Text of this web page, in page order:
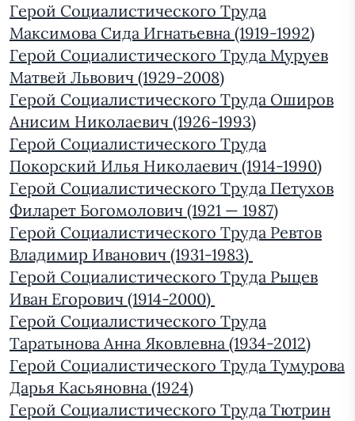
Герой Социалистического Труда
Максимова Сида Игнатьевна (1919-1992)
Герой Социалистического Труда Муруев
Матвей Львович (1929-2008)
Герой Социалистического Труда Оширов
Анисим Николаевич (1926-1993)
Герой Социалистического Труда
Покорский Илья Николаевич (1914-1990)
Герой Социалистического Труда Петухов
Филарет Богомолович (1921 — 1987)
Герой Социалистического Труда Ревтов
Владимир Иванович (1931-1983)
Герой Социалистического Труда Рыцев
Иван Егорович (1914-2000)
Герой Социалистического Труда
Таратынова Анна Яковлевна (1934-2012)
Герой Социалистического Труда Тумурова
Дарья Касьяновна (1924)
Герой Социалистического Труда Тютрин